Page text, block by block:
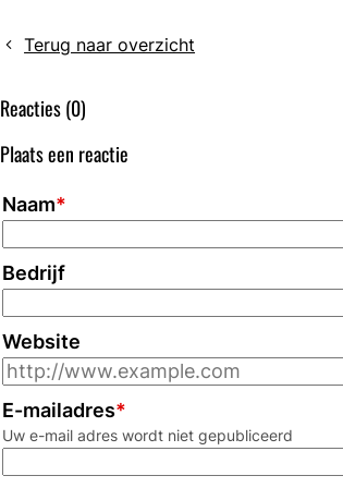
caoTerug naar overzicht
Reacties (0)
Plaats een reactie
Naam*
Bedrijf
Website
E-mailadres*
Uw e-mail adres wordt niet gepubliceerd